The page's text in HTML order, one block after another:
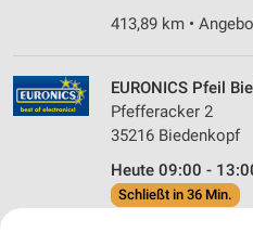
413,89 km •
EURONICS Pfeil
Pfefferacker 2
35216 Biedenkopf
Heute 09:00 -
Schließt in 36 Min.
380,54 km •